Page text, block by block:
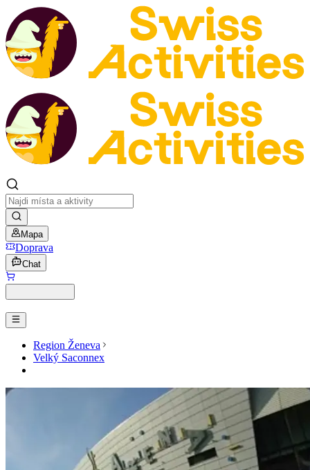
Mapa
Doprava
Chat
Region Ženeva
Velký Saconnex